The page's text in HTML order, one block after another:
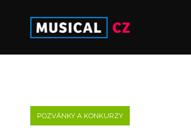
POZVÁNKY A KONKURZY